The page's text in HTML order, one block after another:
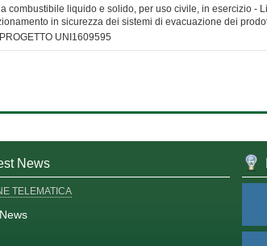
combustibile liquido e solido, per uso civile, in esercizio -
in sicurezza dei sistemi di evacuazione dei
UNI1609595
News
TELEMATICA